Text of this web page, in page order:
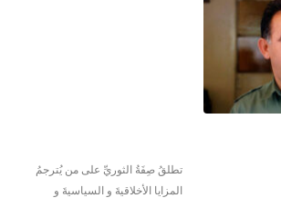
تطلقُ صِفَةُ الثوريِّ على من يُترجمُ
المزايا الأخلاقيةَ و السياسيةَ و